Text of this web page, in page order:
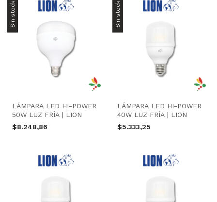
Sin stock
LÁMPARA LED HI-POWER
50W LUZ FRÍA | LION
$8.248,86
Sin stock
LÁMPARA LED HI-POWER
40W LUZ FRÍA | LION
$5.333,25